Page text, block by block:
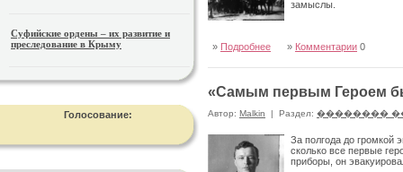
Суфийские ордены – их развитие и
преследование в Крыму
Голосование:
замыслы.
» Подробнее » Комментарии 0
«Самым первым Героем
Автор: Malkin | Раздел: ��������
За полгода до громкой
сколько все первые
приборы, он